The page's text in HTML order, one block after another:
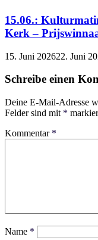
15.06.:
Kerk –
15. Juni 202622. Juni
Schreibe einen
Deine E-Mail-Adresse
Felder sind mit *
Kommentar *
Name *